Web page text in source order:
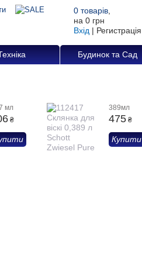
0 товарів
на 0 грн
Вхід | Регистрація
Будинок та Сад
мл
₴
389мл
475 ₴
Купити